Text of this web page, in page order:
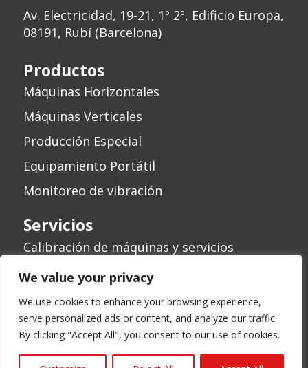
We value your privacy
We use cookies to enhance your browsing experience,
serve personalized ads or content, and analyze our traffic.
By clicking "Accept All", you consent to our use of cookies.
Av. Electricidad, 19-21, 1º 2º, Edificio Europa,
08191, Rubí (Barcelona)
Productos
Máquinas Horizontales
Máquinas Verticales
Producción Especial
Equipamiento Portátil
Monitoreo de vibración
Servicios
Calibración de máquinas y servicios
Revisión de máquinas